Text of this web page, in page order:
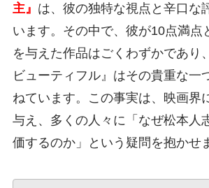
主』 は、彼の独特な視点と辛口な
います。その中で、彼が10点満点
を与えた作品はごくわずかであり
ビューティフル』はその貴重な一
ねています。この事実は、映画界
与え、多くの人々に「なぜ松本人
価するのか」という疑問を抱かせ